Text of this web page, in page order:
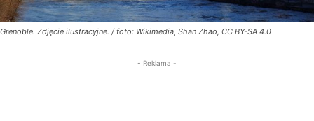
Grenoble. Zdjęcie ilustracyjne. / foto: Wikimedia, Shan Zhao, CC BY-SA 4.0
- Reklama -